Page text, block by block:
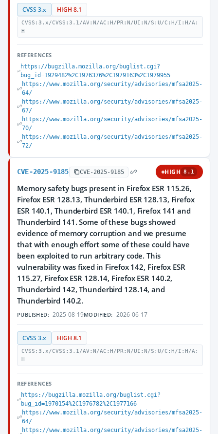
CVSS 3.x HIGH 8.1
CVSS:3.x/CVSS:3.1/AV:N/AC:H/PR:N/UI:N/S:U/C:H/I:H/A:
H
REFERENCES
https://bugzilla.mozilla.org/buglist.cgi?
bug_id=1929482%2C1976376%2C1979163%2C1979955
https://www.mozilla.org/security/advisories/mfsa2025-
64/
https://www.mozilla.org/security/advisories/mfsa2025-
67/
https://www.mozilla.org/security/advisories/mfsa2025-
70/
https://www.mozilla.org/security/advisories/mfsa2025-
72/
CVE-2025-9185 CVE-2025-9185 HIGH 8.1
Memory safety bugs present in Firefox ESR 115.26,
Firefox ESR 128.13, Thunderbird ESR 128.13, Firefox
ESR 140.1, Thunderbird ESR 140.1, Firefox 141 and
Thunderbird 141. Some of these bugs showed
evidence of memory corruption and we presume
that with enough effort some of these could have
been exploited to run arbitrary code. This
vulnerability was fixed in Firefox 142, Firefox ESR
115.27, Firefox ESR 128.14, Firefox ESR 140.2,
Thunderbird 142, Thunderbird 128.14, and
Thunderbird 140.2.
PUBLISHED: 2025-08-19MODIFIED: 2026-06-17
CVSS 3.x HIGH 8.1
CVSS:3.x/CVSS:3.1/AV:N/AC:H/PR:N/UI:N/S:U/C:H/I:H/A:
H
REFERENCES
https://bugzilla.mozilla.org/buglist.cgi?
bug_id=1970154%2C1976782%2C1977166
https://www.mozilla.org/security/advisories/mfsa2025-
64/
https://www.mozilla.org/security/advisories/mfsa2025-